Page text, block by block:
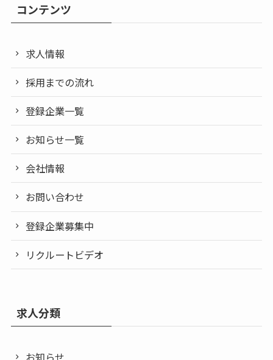
コンテンツ
求人情報
採用までの流れ
登録企業一覧
お知らせ一覧
会社情報
お問い合わせ
登録企業募集中
リクルートビデオ
求人分類
お知らせ